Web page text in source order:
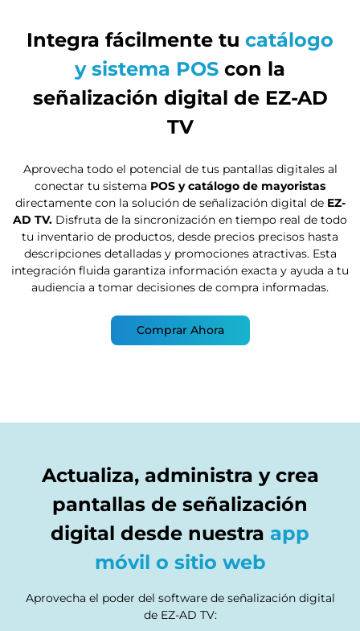
Integra fácilmente tu catálogo
y sistema POS con la
señalización digital de EZ-AD
TV
Aprovecha todo el potencial de tus pantallas digitales al
conectar tu sistema POS y catálogo de mayoristas
directamente con la solución de señalización digital de EZ-
AD TV. Disfruta de la sincronización en tiempo real de todo
tu inventario de productos, desde precios precisos hasta
descripciones detalladas y promociones atractivas. Esta
integración fluida garantiza información exacta y ayuda a tu
audiencia a tomar decisiones de compra informadas.
Comprar Ahora
Actualiza, administra y crea
pantallas de señalización
digital desde nuestra app
móvil o sitio web
Aprovecha el poder del software de señalización digital
de EZ-AD TV: